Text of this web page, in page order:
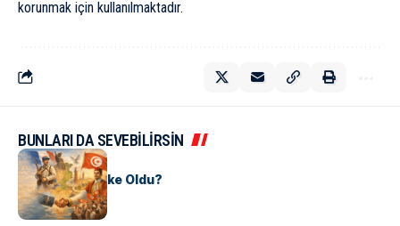
korunmak için kullanılmaktadır.
BUNLARI DA SEVEBİLİRSİN
KÜLTÜR
Tunus Nasıl Ülke Oldu?